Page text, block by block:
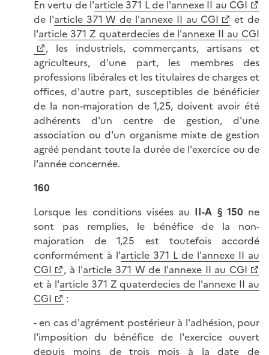
En vertu de l'article 371 L de l'annexe II au CGI
de l'article 371 W de l'annexe II au CGI
et de
l'article 371 Z quaterdecies de l'annexe II au CGI
, les industriels, commerçants, artisans et
agriculteurs, d'une part, les membres des
professions libérales et les titulaires de charges et
offices, d'autre part, susceptibles de bénéficier
de la non-majoration de 1,25, doivent avoir été
adhérents d'un centre de gestion, d'une
association ou d'un organisme mixte de gestion
agréé pendant toute la durée de l'exercice ou de
l'année concernée.
160
Lorsque les conditions visées au II-A § 150 ne
sont pas remplies, le bénéfice de la non-
majoration de 1,25 est toutefois accordé
conformément à l'article 371 L de l'annexe II au
CGI
, à l'article 371 W de l'annexe II au CGI
et à l'article 371 Z quaterdecies de l'annexe II au
CGI
:
- en cas d'agrément postérieur à l'adhésion, pour
l'imposition du bénéfice de l'exercice ouvert
depuis moins de trois mois à la date de